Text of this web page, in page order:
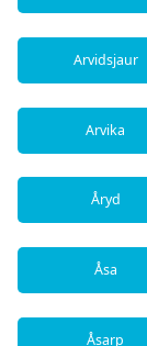
Arvidsjaur
Arvika
Åryd
Åsa
Åsarp